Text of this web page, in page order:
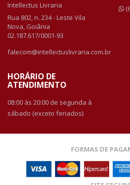
Intellectus Livraria
Rua 802, n. 234 - Leste Vila
Nova, Goiânia
02.187.617/0001-93
falecom@intellectuslivraria.com.br
HORÁRIO DE
ATENDIMENTO
08:00 às 20:00 de segunda à
sábado (exceto feriados)
FORMAS DE